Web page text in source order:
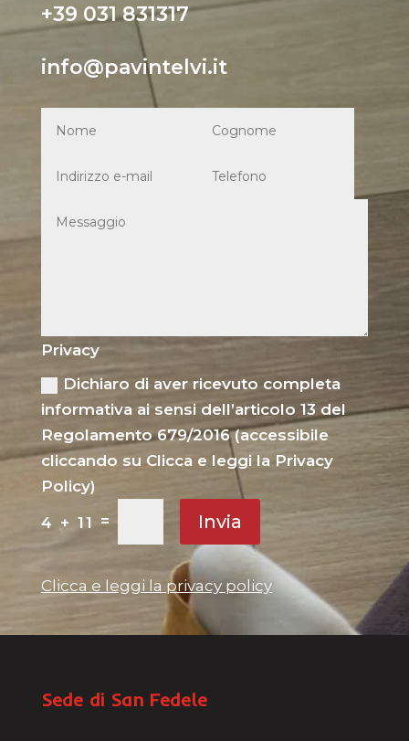
+39 031 831317
info@pavintelvi.it
Privacy
Dichiaro di aver ricevuto completa
informativa ai sensi dell’articolo 13 del
Regolamento 679/2016 (accessibile
cliccando su Clicca e leggi la Privacy
Policy)
4 + 11 = Invia
Clicca e leggi la privacy policy
Sede di San Fedele